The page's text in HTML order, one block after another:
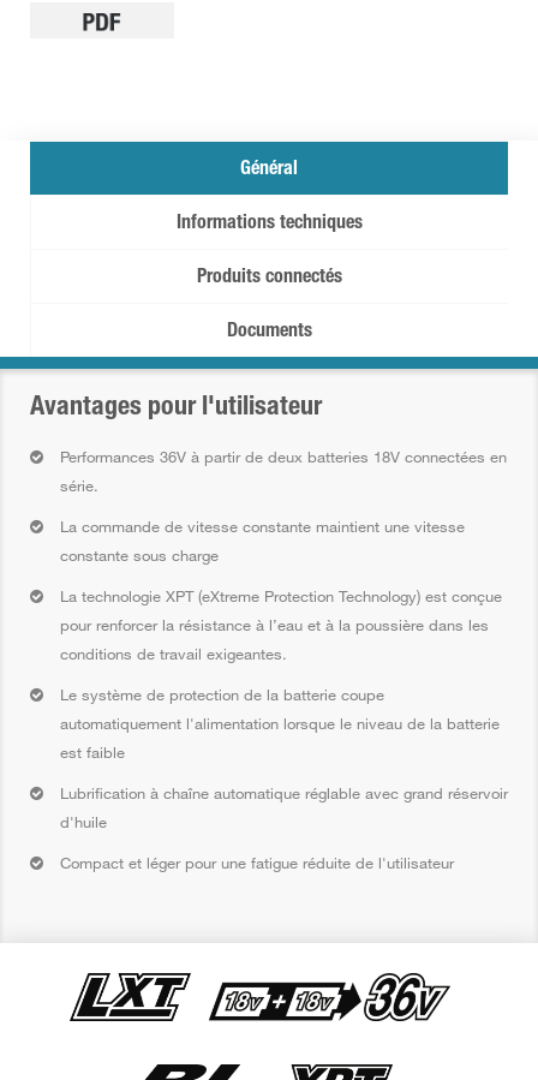
Général
Informations techniques
Produits connectés
Documents
Avantages pour l'utilisateur
Performances 36V à partir de deux batteries 18V connectées en
série.
La commande de vitesse constante maintient une vitesse
constante sous charge
La technologie XPT (eXtreme Protection Technology) est conçue
pour renforcer la résistance à l’eau et à la poussière dans les
conditions de travail exigeantes.
Le système de protection de la batterie coupe
automatiquement l'alimentation lorsque le niveau de la batterie
est faible
Lubrification à chaîne automatique réglable avec grand réservoir
d'huile
Compact et léger pour une fatigue réduite de l'utilisateur